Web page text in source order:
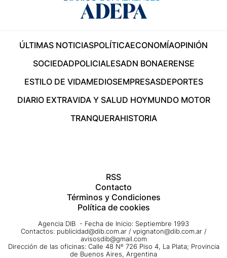
ÚLTIMAS NOTICIASPOLÍTICAECONOMÍAOPINIÓN
SOCIEDADPOLICIALESADN BONAERENSE
ESTILO DE VIDAMEDIOSEMPRESASDEPORTES
DIARIO EXTRAVIDA Y SALUD HOYMUNDO MOTOR
TRANQUERAHISTORIA
RSS
Contacto
Términos y Condiciones
Política de cookies
Agencia DIB - Fecha de Inicio: Septiembre 1993
Contactos: publicidad@dib.com.ar / vpignaton@dib.com.ar /
avisosdib@gmail.com
Dirección de las oficinas: Calle 48 Nº 726 Piso 4, La Plata; Provincia
de Buenos Aires, Argentina